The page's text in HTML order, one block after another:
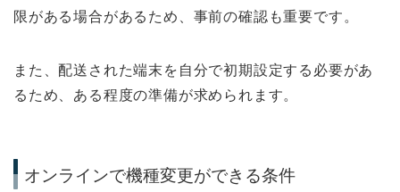
限がある場合があるため、事前の確認も重要です。
また、配送された端末を自分で初期設定する必要があ
るため、ある程度の準備が求められます。
オンラインで機種変更ができる条件